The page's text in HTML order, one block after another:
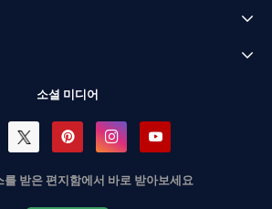
소셜 미디어
를 받은 편지함에서 바로 받아보세요